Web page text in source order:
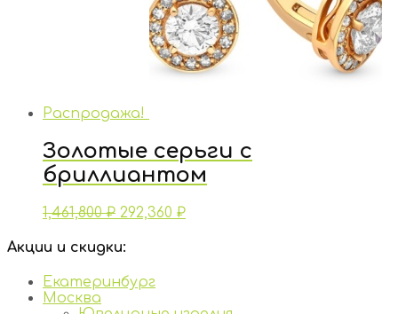
Распродажа!
Золотые серьги с
бриллиантом
1,461,800₽ 292,360 ₽
Акции и скидки:
Екатеринбург
Москва